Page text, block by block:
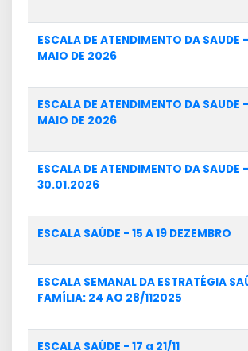
ESCALA DE ATENDIMENTO DA SAUDE
MAIO DE 2026
ESCALA DE ATENDIMENTO DA SAUDE
MAIO DE 2026
ESCALA DE ATENDIMENTO DA SAUDE
30.01.2026
ESCALA SAÚDE - 15 A 19 DEZEMBRO
ESCALA SEMANAL DA ESTRATÉGIA
FAMÍLIA: 24 AO 28/112025
ESCALA SAÚDE - 17 a 21/11